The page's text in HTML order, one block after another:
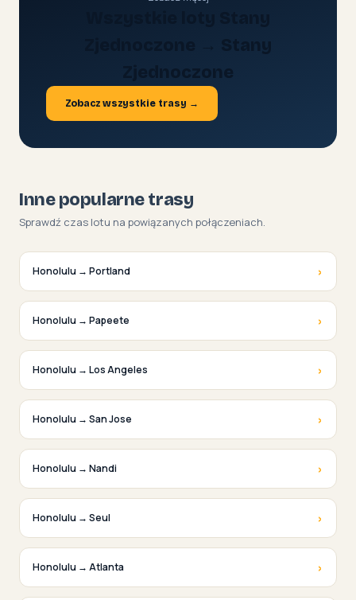
Zjednoczone
Zobacz wszystkie trasy →
Inne popularne trasy
Sprawdź czas lotu na powiązanych połączeniach.
Honolulu → Portland ›
Honolulu → Papeete ›
Honolulu → Los Angeles ›
Honolulu → San Jose ›
Honolulu → Nandi ›
Honolulu → Seul ›
Honolulu → Atlanta ›